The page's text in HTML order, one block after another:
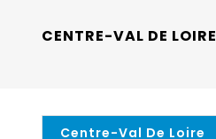
CENTRE-VAL DE LOIRE
Centre-Val De Loire